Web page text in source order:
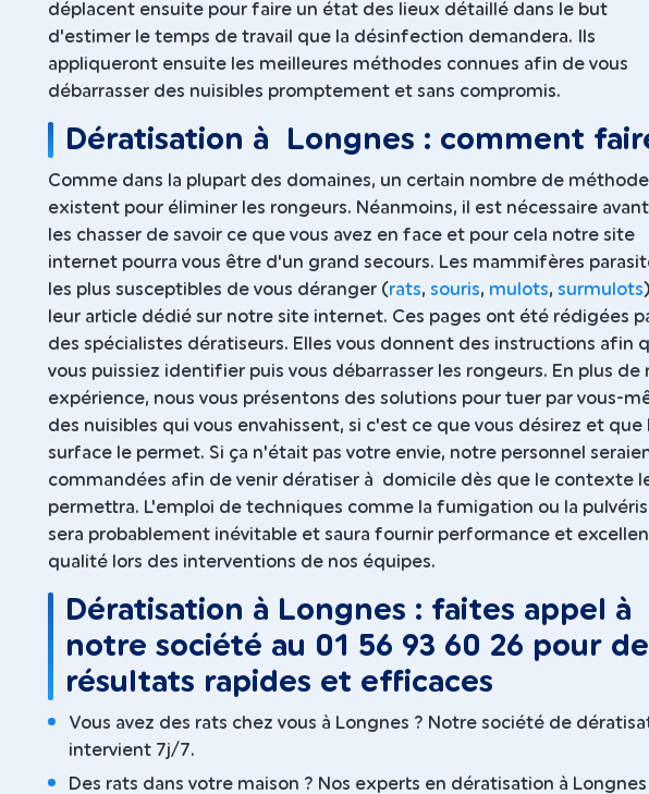
déplacent ensuite pour faire un état des lieux détaillé dans le but
d'estimer le temps de travail que la désinfection demandera. Ils
appliqueront ensuite les meilleures méthodes connues afin de vous
débarrasser des nuisibles promptement et sans compromis.
Dératisation à Longnes : comment
Comme dans la plupart des domaines, un certain nombre de
existent pour éliminer les rongeurs. Néanmoins, il est nécessaire
les chasser de savoir ce que vous avez en face et pour cela notre site
internet pourra vous être d'un grand secours. Les mammifères
les plus susceptibles de vous déranger (rats, souris, mulots, surmulots
leur article dédié sur notre site internet. Ces pages ont été rédigées
des spécialistes dératiseurs. Elles vous donnent des instructions afin
vous puissiez identifier puis vous débarrasser les rongeurs. En plus de
expérience, nous vous présentons des solutions pour tuer par vous-
des nuisibles qui vous envahissent, si c'est ce que vous désirez et que
surface le permet. Si ça n'était pas votre envie, notre personnel
commandées afin de venir dératiser à domicile dès que le contexte
permettra. L'emploi de techniques comme la fumigation ou la
sera probablement inévitable et saura fournir performance et
qualité lors des interventions de nos équipes.
Dératisation à Longnes : faites appel à
notre société au 01 56 93 60 26 pour
résultats rapides et efficaces
Vous avez des rats chez vous à Longnes ? Notre société de
intervient 7j/7.
Des rats dans votre maison ? Nos experts en dératisation à Longnes